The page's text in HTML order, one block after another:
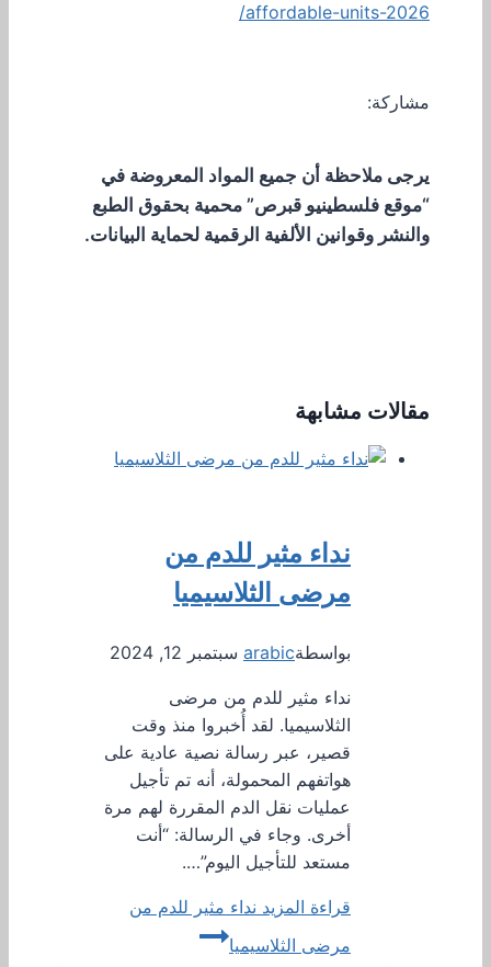
affordable-units-2026/
مشاركة:
يرجى ملاحظة أن جميع المواد المعروضة في
“موقع فلسطينيو قبرص” محمية بحقوق الطبع
والنشر وقوانين الألفية الرقمية لحماية البيانات.
مقالات مشابهة
نداء مثير للدم من
مرضى الثلاسيميا
بواسطةarabic سبتمبر 12, 2024
نداء مثير للدم من مرضى
الثلاسيميا. لقد أُخبروا منذ وقت
قصير، عبر رسالة نصية عادية على
هواتفهم المحمولة، أنه تم تأجيل
عمليات نقل الدم المقررة لهم مرة
أخرى. وجاء في الرسالة: “أنت
مستعد للتأجيل اليوم”….
قراءة المزيد نداء مثير للدم من
مرضى الثلاسيميا